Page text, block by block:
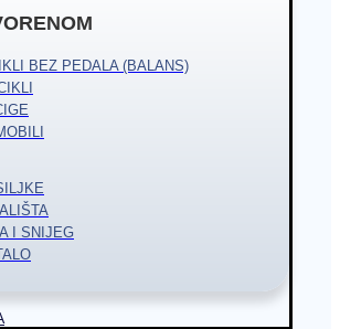
BEZ PEDALA (BALANS)
I SNIJEG